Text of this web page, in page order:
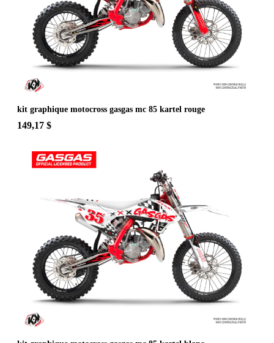
kit graphique motocross gasgas mc 85 kartel rouge
149,17 $